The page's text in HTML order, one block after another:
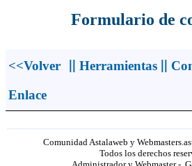
Formulario de
<<Volver || Herramientas ||
Enlace
Comunidad Astalaweb y
Todos los derechos